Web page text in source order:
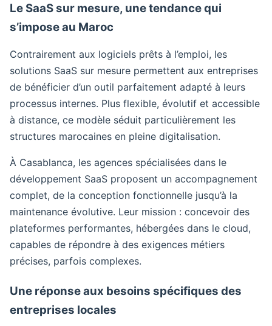
Le SaaS sur mesure, une tendance qui
s’impose au Maroc
Contrairement aux logiciels prêts à l’emploi, les
solutions SaaS sur mesure permettent aux entreprises
de bénéficier d’un outil parfaitement adapté à leurs
processus internes. Plus flexible, évolutif et accessible
à distance, ce modèle séduit particulièrement les
structures marocaines en pleine digitalisation.
À Casablanca, les agences spécialisées dans le
développement SaaS proposent un accompagnement
complet, de la conception fonctionnelle jusqu’à la
maintenance évolutive. Leur mission : concevoir des
plateformes performantes, hébergées dans le cloud,
capables de répondre à des exigences métiers
précises, parfois complexes.
Une réponse aux besoins spécifiques des
entreprises locales